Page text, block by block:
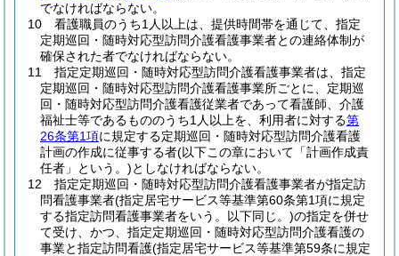
でなければならない。
10
看護職員のうち1人以上は、提供時間帯を通じて、指定
定期巡回・随時対応型訪問介護看護事業者との連絡体制が
確保された者でなければならない。
11
指定定期巡回・随時対応型訪問介護看護事業者は、指定
定期巡回・随時対応型訪問介護看護事業所ごとに、定期巡
回・随時対応型訪問介護看護従業者であって看護師、介護
福祉士等であるもののうち1人以上を、利用者に対する第
26条第1項に規定する定期巡回・随時対応型訪問介護看護
計画の作成に従事する者(以下この章において「計画作成責
任者」という。)としなければならない。
12
指定定期巡回・随時対応型訪問介護看護事業者が指定訪
問看護事業者(指定居宅サービス等基準第60条第1項に規定
する指定訪問看護事業者をいう。以下同じ。)の指定を併せ
て受け、かつ、指定定期巡回・随時対応型訪問介護看護の
事業と指定訪問看護(指定居宅サービス等基準第59条に規定